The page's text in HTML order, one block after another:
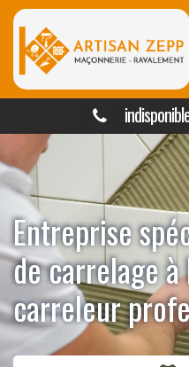
Entreprise
de carrelage
carreleur